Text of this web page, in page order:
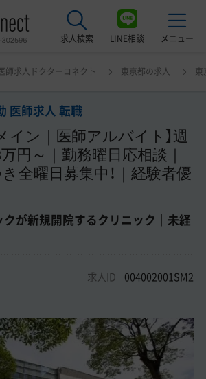
求人検索 LINE相談 メニュー
ご希望の方はこちら
トの強み
一覧
見学・研修情報
皮膚科の医師転職体験談
師求人ドクターコネクト 東京都の求人 東
医師求人 転職
イン｜医師アルバイト】週
円～｜勤務曜日応相談｜
全曜日募集中！｜経験者優
が新規開院するクリニック｜未経
求人ID 004002001SM2
常勤 医師求人 転職 【渋谷｜問診メイン｜医
週1日～｜日当8万円～｜勤務曜日応相談｜
クが新規開院するクリニック｜未経験可｜